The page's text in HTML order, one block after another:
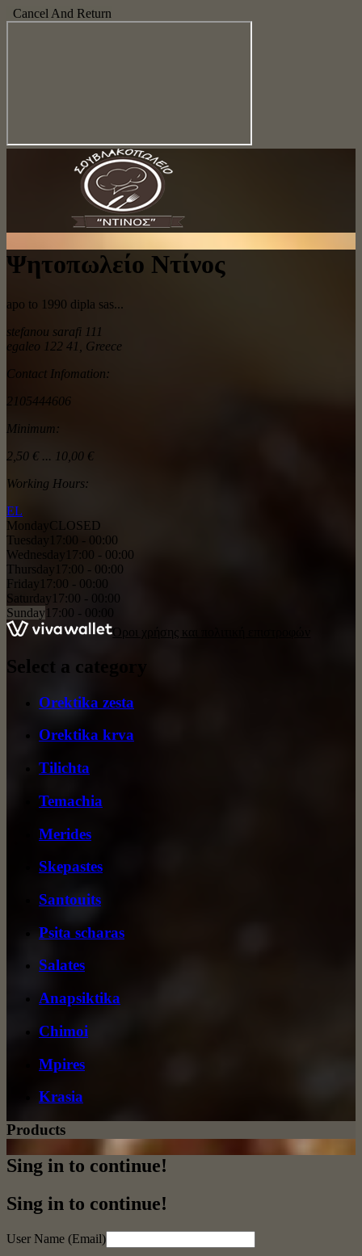
Cancel And Return
Ψητοπωλείο Ντίνος
apo to 1990 dipla sas...
stefanou sarafi 111
egaleo 122 41
Greece
Contact Infomation:
2105444606
Minimum:
2,50 € ... 10,00 €
Working Hours:
ΕL
Monday CLOSED
Tuesday
17:00 - 00:00
Wednesday
17:00 - 00:00
Thursday 17:00 - 00:00
Friday 17:00 - 00:00
Saturday 17:00 - 00:00
Sunday 17:00 - 00:00
Όροι χρήσης και πολιτική επιστροφών
Select a category
Orektika zesta
Orektika krva
Tilichta
Temachia
Merides
Skepastes
Santouits
Psita scharas
Salates
Anapsiktika
Chimoi
Mpires
Krasia
Products
Sing in to continue!
Sing in to continue!
User Name (Email)